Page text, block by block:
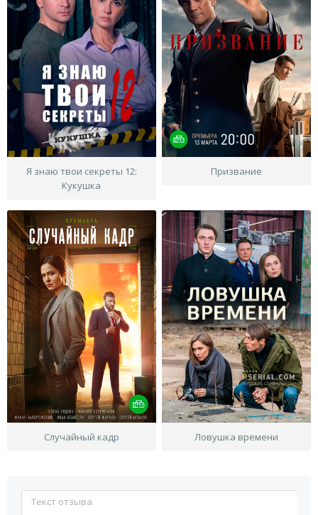
Я знаю твои секреты 12:
Кукушка
Призвание
Случайный кадр Ловушка времени